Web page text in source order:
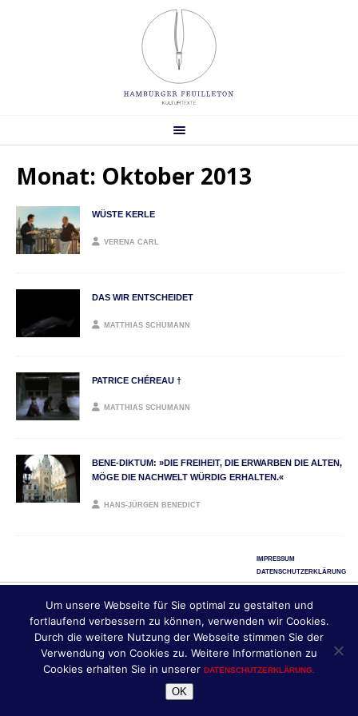
Monat: Oktober 2013
WÜSTE KERLE
VERENA CARL
DAS WIR ENTSCHEIDET
MATTHIAS SCHUMANN
PATRICE CHÉREAU †
MATTHIAS SCHUMANN
BENE-DIKTUM: »DIE FREIHEIT, DIE ERWARBEN DIE ALTEN,
MÖGE DIE NACHWELT WÜRDIG ERHALTEN.«
HANS-JÜRGEN BENEDICT
IMPRESSUM
DATENSCHUTZERKLÄRUNG
Umsetzung: HAMBURGER FEUILLETON, in Kooperation mit
Frankfurt/M.
Um unsere Webseite für Sie optimal zu gestalten und
fortlaufend verbessern zu können, verwenden wir Cookies.
Durch die weitere Nutzung der Webseite stimmen Sie der
Verwendung von Cookies zu. Weitere Informationen zu
Cookies erhalten Sie in unserer DATENSCHUTZERKLÄRUNG.
OK